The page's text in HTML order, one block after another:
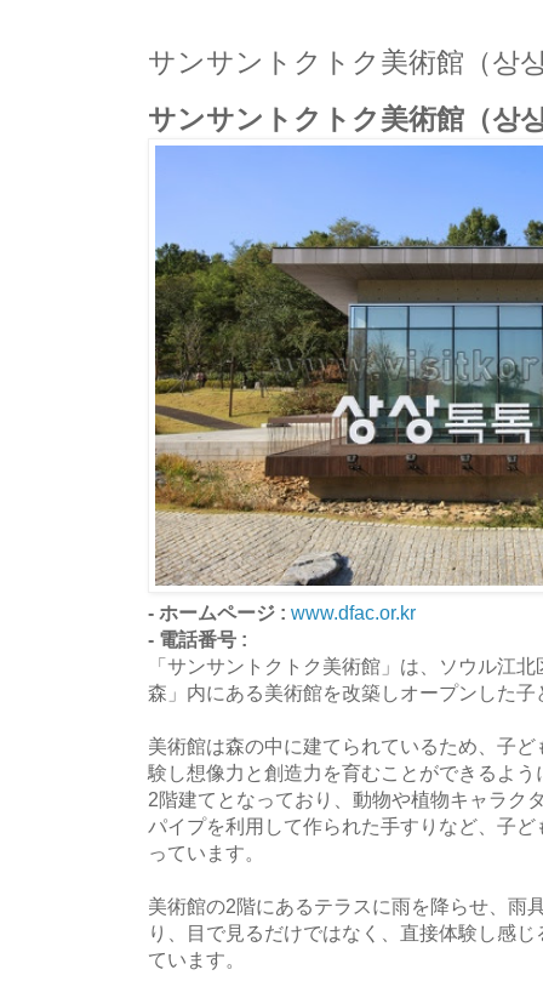
サンサントクトク美術館（상
サンサントクトク美術館（상
- ホームページ : www.dfac.or.kr
- 電話番号 :
「サンサントクトク美術館」は、ソウル江
森」内にある美術館を改築しオープンした
美術館は森の中に建てられているため、子
験し想像力と創造力を育むことができるよ
2階建てとなっており、動物や植物キャラク
パイプを利用して作られた手すりなど、子
っています。
美術館の2階にあるテラスに雨を降らせ、雨
り、目で見るだけではなく、直接体験し感
ています。